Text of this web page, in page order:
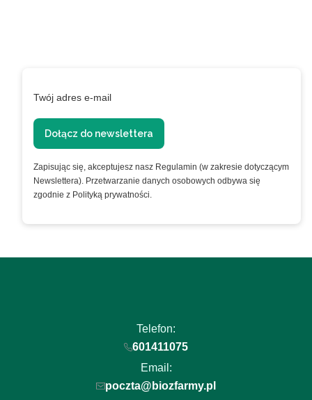
Twój adres e-mail
Dołącz do newslettera
Zapisując się, akceptujesz nasz Regulamin (w zakresie dotyczącym
Newslettera). Przetwarzanie danych osobowych odbywa się
zgodnie z Polityką prywatności.
Telefon:
601411075
Email:
poczta@biozfarmy.pl